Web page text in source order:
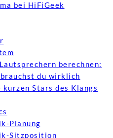
bei HiFiGeek
berechnen:
du wirklich
Stars des Klangs
Planung
Sitzposition